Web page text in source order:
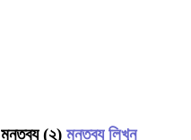
মন্তব্য (২) মন্তব্য লিখুন